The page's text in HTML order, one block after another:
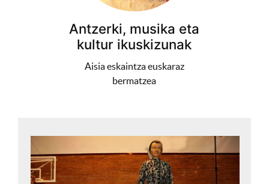
Antzerki, musika eta
kultur ikuskizunak
Aisia eskaintza euskaraz
bermatzea